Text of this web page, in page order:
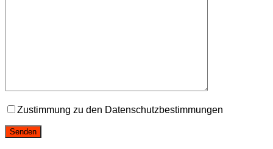
Zustimmung zu den Datenschutzbestimmungen